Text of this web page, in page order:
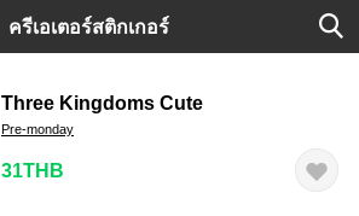
ครีเอเตอร์สติกเกอร์
Three Kingdoms Cute
Pre-monday
31THB